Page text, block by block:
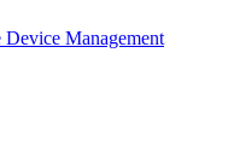
Management